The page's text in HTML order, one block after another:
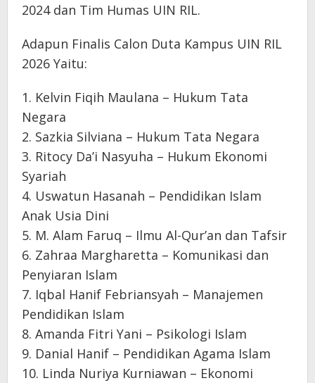
2024 dan Tim Humas UIN RIL.
Adapun Finalis Calon Duta Kampus UIN RIL
2026 Yaitu:
1. Kelvin Fiqih Maulana – Hukum Tata
Negara
2. Sazkia Silviana – Hukum Tata Negara
3. Ritocy Da’i Nasyuha – Hukum Ekonomi
Syariah
4. Uswatun Hasanah – Pendidikan Islam
Anak Usia Dini
5. M. Alam Faruq – Ilmu Al-Qur’an dan Tafsir
6. Zahraa Margharetta – Komunikasi dan
Penyiaran Islam
7. Iqbal Hanif Febriansyah – Manajemen
Pendidikan Islam
8. Amanda Fitri Yani – Psikologi Islam
9. Danial Hanif – Pendidikan Agama Islam
10. Linda Nuriya Kurniawan – Ekonomi